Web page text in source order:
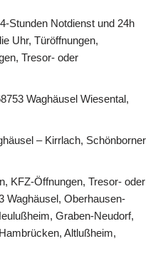
Stunden Notdienst und 24h
Uhr, Türöffnungen,
Tresor- oder
Waghäusel Wiesental,
– Kirrlach, Schönborner
KFZ-Öffnungen, Tresor- oder
Waghäusel, Oberhausen-
Graben-Neudorf,
Altlußheim,